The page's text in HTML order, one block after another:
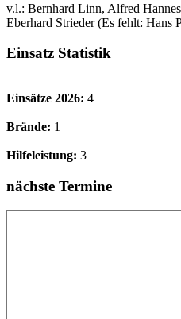
v.l.: Bernhard Linn, Alfred
Eberhard Strieder (Es fehlt: Hans
Einsatz Statistik
Einsätze 2026: 4
Brände: 1
Hilfeleistung: 3
nächste Termine